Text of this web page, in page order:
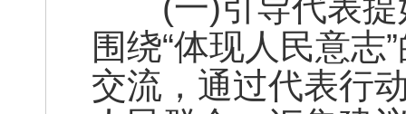
围绕“体现人民意志
交流，通过代表行